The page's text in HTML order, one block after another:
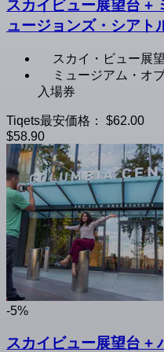
スカイビュー展望台 +
ュージョンズ・シアト
スカイ・ビュー展
ミュージアム・オ
入場券
Tiqets最安価格：
$62.00
$58.90
-5%
スカイビュー展望台 +